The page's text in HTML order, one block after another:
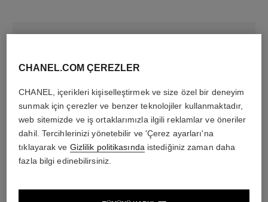
18K beyaz altın
CHANEL.COM ÇEREZLER
CHANEL, içerikleri kişiselleştirmek ve size özel bir deneyim
sunmak için çerezler ve benzer teknolojiler kullanmaktadır,
web sitemizde ve iş ortaklarımızla ilgili reklamlar ve öneriler
dahil. Tercihlerinizi yönetebilir ve 'Çerez ayarları'na
tıklayarak ve Gizlilik politikasında istediğiniz zaman daha
fazla bilgi edinebilirsiniz.